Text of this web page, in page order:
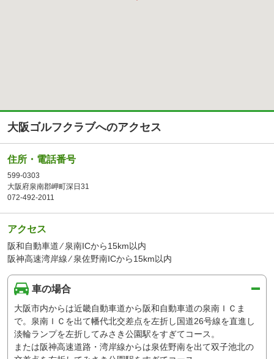
大阪ゴルフクラブへのアクセス
住所・電話番号
599-0303
大阪府泉南郡岬町深日31
072-492-2011
アクセス
阪和自動車道 ⁄ 泉南ICから15km以内
阪神高速湾岸線 ⁄ 泉佐野南ICから15km以内
車の場合
大阪市内からは近畿自動車道から阪和自動車道の泉南ＩＣま
で。泉南ＩＣを出て幡代北交差点を左折し国道26号線を直進し
淡輪ランプを左折してみさき公園駅をすぎてコース。
または阪神高速道路・湾岸線からは泉佐野南を出て双子池北の